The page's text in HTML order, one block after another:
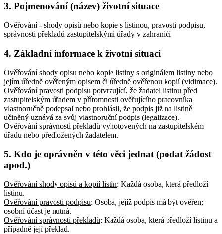
3. Pojmenování (název) životní situace
Ověřování - shody opisů nebo kopie s listinou, pravosti podpisu,
správnosti překladů zastupitelskými úřady v zahraničí
4. Základní informace k životní situaci
Ověřování shody opisu nebo kopie listiny s originálem listiny nebo
jejím úředně ověřeným opisem či úředně ověřenou kopií (vidimace).
Ověřování pravosti podpisu potvrzující, že žadatel listinu před
zastupitelským úřadem v přítomnosti ověřujícího pracovníka
vlastnoručně podepsal nebo prohlásil, že podpis již na listině
učiněný uznává za svůj vlastnoruční podpis (legalizace).
Ověřování správnosti překladů vyhotovených na zastupitelském
úřadu nebo předložených žadatelem.
5. Kdo je oprávněn v této věci jednat (podat žádost
apod.)
Ověřování shody opisů a kopií listin: Každá osoba, která předloží
listinu.
Ověřování pravosti podpisu: Osoba, jejíž podpis má být ověřen;
osobní účast je nutná.
Ověřování správnosti překladů: Každá osoba, která předloží listinu a
případně její překlad.